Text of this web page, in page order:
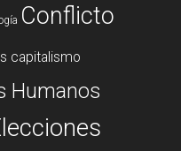
Conflicto
capitalismo
Humanos